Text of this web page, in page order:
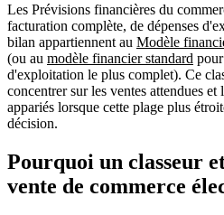
Les Prévisions financières du
facturation complète, de dépenses
bilan appartiennent au Modèle
(ou au modèle financier standard
d'exploitation le plus complet). Ce
concentrer sur les ventes attendues et
appariés lorsque cette plage plus
décision.
Pourquoi un classeur
vente de commerce